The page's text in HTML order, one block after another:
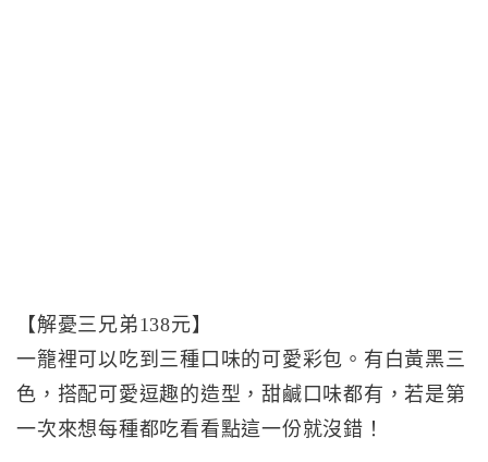
【解憂三兄弟138元】
一籠裡可以吃到三種口味的可愛彩包。有白黃黑三
色，搭配可愛逗趣的造型，甜鹹口味都有，若是第
一次來想每種都吃看看點這一份就沒錯！